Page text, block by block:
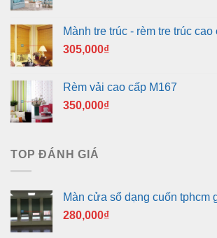
Mành tre trúc - rèm tre trúc cao
305,000₫
Rèm vải cao cấp M167
350,000₫
TOP ĐÁNH GIÁ
Màn cửa sổ dạng cuốn tphcm
280,000₫